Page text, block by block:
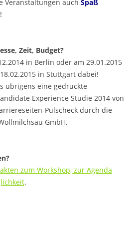
Veranstaltungen auch Spaß
Zeit, Budget?
in Berlin oder am 29.01.2015
in Stuttgart dabei!
übrigens eine gedruckte
Experience Studie 2014 von
Pulscheck durch die
GmbH.
zum Workshop, zur Agenda
.